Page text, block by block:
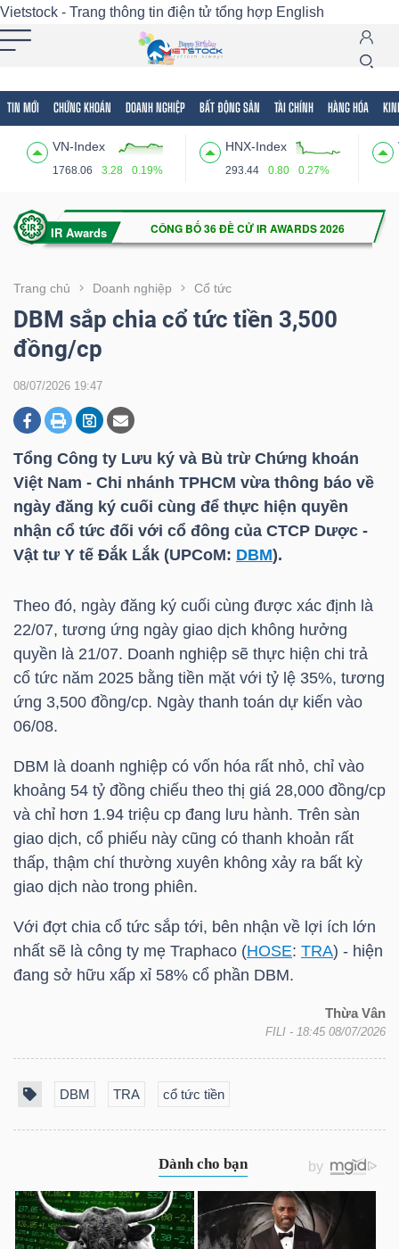
Vietstock - Trang thông tin điện tử tổng hợp English
TIN MỚI CHỨNG KHOÁN DOANH NGHIỆP BẤT ĐỘNG SẢN TÀI CHÍNH HÀNG HÓA
VN-Index
1768.06 3.28 0.19%
HNX-Index
293.44 0.80 0.27%
Trang chủ Doanh nghiệp Cổ tức
DBM sắp chia cổ tức tiền 3,500
đồng/cp
08/07/2026 19:47
Tổng Công ty Lưu ký và Bù trừ Chứng khoán
Việt Nam - Chi nhánh TPHCM vừa thông báo về
ngày đăng ký cuối cùng để thực hiện quyền
nhận cổ tức đối với cổ đông của CTCP Dược -
Vật tư Y tế Đắk Lắk (UPCoM: DBM).
Theo đó, ngày đăng ký cuối cùng được xác định là
22/07, tương ứng ngày giao dịch không hưởng
quyền là 21/07. Doanh nghiệp sẽ thực hiện chi trả
cổ tức năm 2025 bằng tiền mặt với tỷ lệ 35%, tương
ứng 3,500 đồng/cp. Ngày thanh toán dự kiến vào
06/08.
DBM là doanh nghiệp có vốn hóa rất nhỏ, chỉ vào
khoảng 54 tỷ đồng chiếu theo thị giá 28,000 đồng/cp
và chỉ hơn 1.94 triệu cp đang lưu hành. Trên sàn
giao dịch, cổ phiếu này cũng có thanh khoản rất
thấp, thậm chí thường xuyên không xảy ra bất kỳ
giao dịch nào trong phiên.
Với đợt chia cổ tức sắp tới, bên nhận về lợi ích lớn
nhất sẽ là công ty mẹ Traphaco (HOSE: TRA) - hiện
đang sở hữu xấp xỉ 58% cổ phần DBM.
Thừa Vân
FILI - 18:45 08/07/2026
DBM TRA cổ tức tiền
Tất cả Tính năng Ngành Mã chứng khoán
Tính
(-)
VIETSTOCK
CHỨNG
DOANH
NGHIỆP
TÀI
CHÍNH
HÀNG
HÓA
TẾ
ĐÔNG
TÀI